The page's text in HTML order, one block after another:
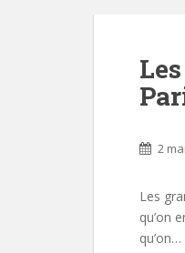
2
Les
qu’on
qu’on…